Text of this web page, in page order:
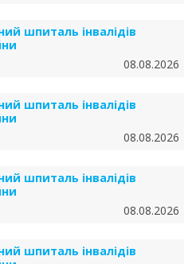
шпиталь інвалідів
08.08.2026
шпиталь інвалідів
08.08.2026
шпиталь інвалідів
08.08.2026
шпиталь інвалідів